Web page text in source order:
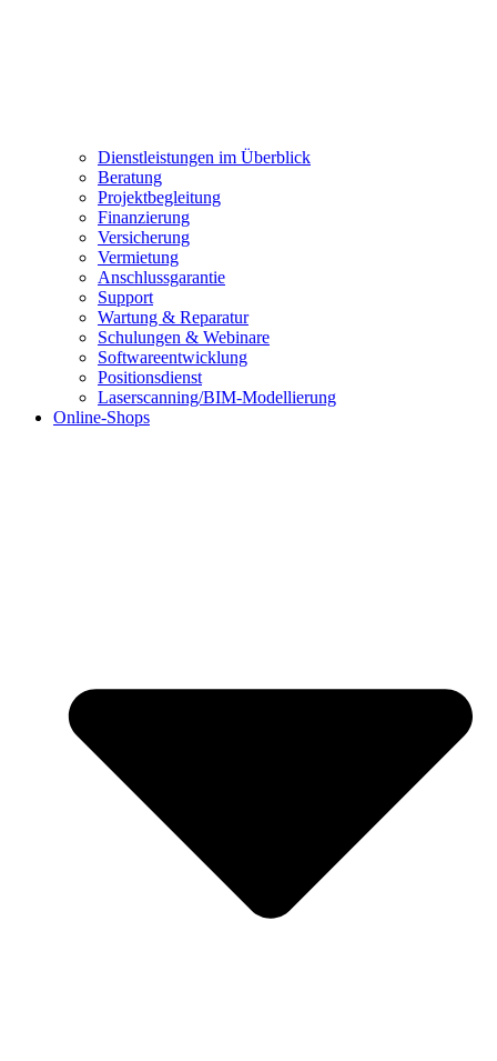
Dienstleistungen im Überblick
Beratung
Projektbegleitung
Finanzierung
Versicherung
Vermietung
Anschlussgarantie
Support
Wartung & Reparatur
Schulungen & Webinare
Softwareentwicklung
Positionsdienst
Laserscanning/BIM-Modellierung
Online-Shops